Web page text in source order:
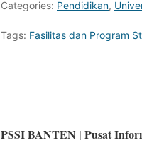
Categories: Pendidikan,
Tags: Fasilitas dan Program
PSSI BANTEN | Pusat